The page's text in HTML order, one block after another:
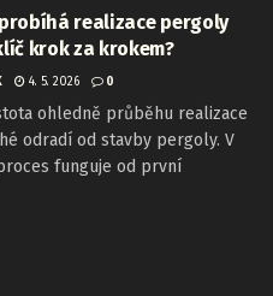
realizace pergoly
krok za krokem?
4. 5. 2026 0
ohledně průběhu realizace
odradí od stavby pergoly. V
funguje od první